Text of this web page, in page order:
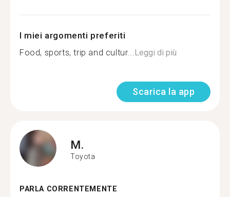
I miei argomenti preferiti
Food, sports, trip and cultur...Leggi di più
Scarica la app
M.
Toyota
PARLA CORRENTEMENTE